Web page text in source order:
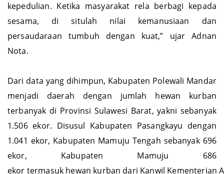
kepedulian. Ketika masyarakat rela berbagi kepada
sesama, di situlah nilai kemanusiaan dan
persaudaraan tumbuh dengan kuat,” ujar Adnan
Nota.
Dari data yang dihimpun, Kabupaten Polewali Mandar
menjadi daerah dengan jumlah hewan kurban
terbanyak di Provinsi Sulawesi Barat, yakni sebanyak
1.506 ekor. Disusul Kabupaten Pasangkayu dengan
1.041 ekor, Kabupaten Mamuju Tengah sebanyak 696
ekor, Kabupaten Mamuju 686
ekor termasuk hewan kurban dari Kanwil Kementerian